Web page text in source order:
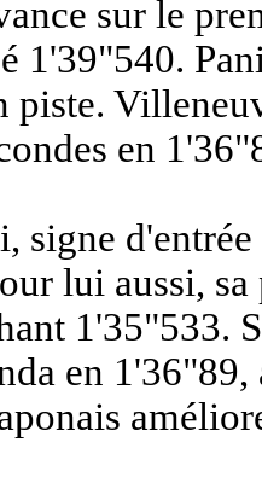
sur le
1'39"540.
piste.
en
signe
lui aussi,
1'35"533.
en 1'36"89,